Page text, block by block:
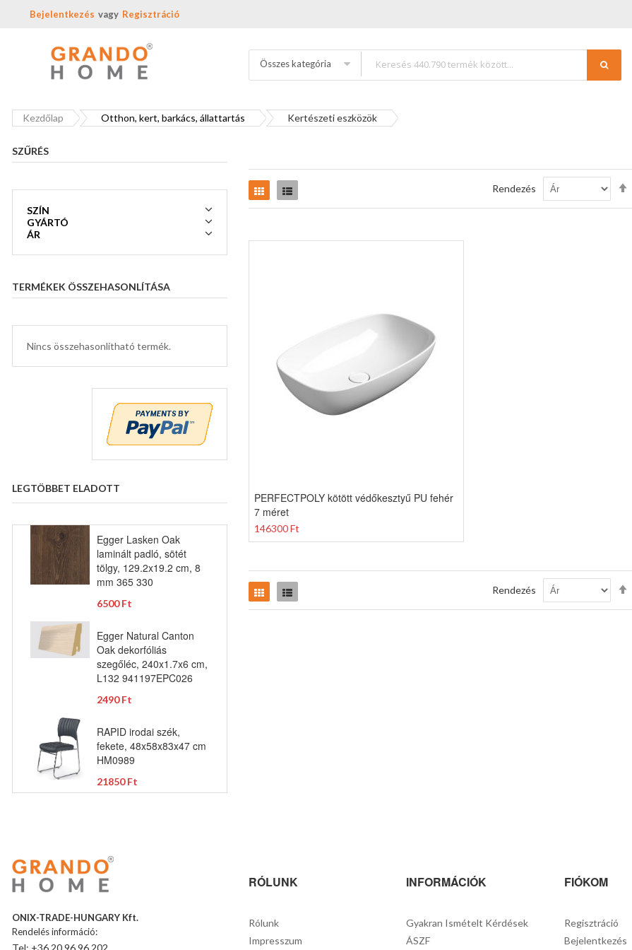
Bejelentkezés Regisztráció
Összes kategória
Kezdőlap Otthon, kert, barkács, állattartás Kertészeti eszközök
Rács Lista Rendezés
PERFECTPOLY kötött védőkesztyű PU fehér
7 méret
146300 Ft
Rács Lista Rendezés
SZŰRÉS
SZÍN
GYÁRTÓ
ÁR
TERMÉKEK ÖSSZEHASONLÍTÁSA
Nincs összehasonlítható termék.
LEGTÖBBET ELADOTT
Egger Lasken Oak
laminált padló, sötét
tölgy, 129.2x19.2 cm, 8
mm 365 330
6500 Ft
Egger Natural Canton
Oak dekorfóliás
szegőléc, 240x1.7x6 cm,
L132 941197EPC026
2490 Ft
RAPID irodai szék,
fekete, 48x58x83x47 cm
HM0989
21850 Ft
ONIX-TRADE-HUNGARY Kft.
Rendelés információ:
Tel: +36 20 96 96 202
RÓLUNK
Rólunk
Impresszum
INFORMÁCIÓK
Gyakran Ismételt Kérdések
ÁSZF
FIÓKOM
Regisztráció
Bejelentkezés